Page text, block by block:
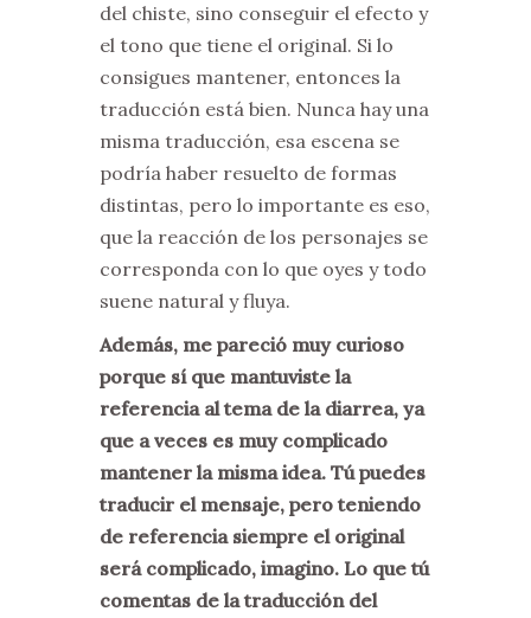
del chiste, sino conseguir el efecto y
el tono que tiene el original. Si lo
consigues mantener, entonces la
traducción está bien. Nunca hay una
misma traducción, esa escena se
podría haber resuelto de formas
distintas, pero lo importante es eso,
que la reacción de los personajes se
corresponda con lo que oyes y todo
suene natural y fluya.
Además, me pareció muy curioso
porque sí que mantuviste la
referencia al tema de la diarrea, ya
que a veces es muy complicado
mantener la misma idea. Tú puedes
traducir el mensaje, pero teniendo
de referencia siempre el original
será complicado, imagino. Lo que tú
comentas de la traducción del